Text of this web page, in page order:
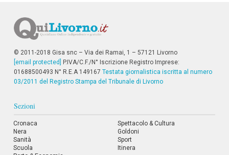
M
e
P
r
i
n
p
l
e
V
a
© 2011-2018 Gisa snc – Via dei Ramai, 1 – 57121 Livorno
[email protected]
P.IVA/C.F./N° Iscrizione Registro Imprese:
01688500493 N° R.E.A 149167 Testata giornalistica iscritta al numero
03/2011 del Registro Stampa del Tribunale di Livorno
Sezioni
Cronaca
Nera
Sanità
Scuola
Spettacolo & Cultura
Goldoni
Sport
Itinera